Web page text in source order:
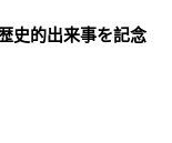
史的出来事を記念